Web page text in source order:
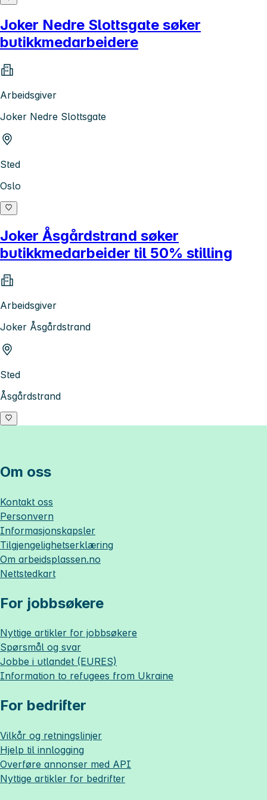
Joker Nedre Slottsgate søker
butikkmedarbeidere
Arbeidsgiver
Joker Nedre Slottsgate
Sted
Oslo
Joker Åsgårdstrand søker
butikkmedarbeider til 50% stilling
Arbeidsgiver
Joker Åsgårdstrand
Sted
Åsgårdstrand
Om oss
Kontakt oss
Personvern
Informasjonskapsler
Tilgjengelighetserklæring
Om arbeidsplassen.no
Nettstedkart
For jobbsøkere
Nyttige artikler for jobbsøkere
Spørsmål og svar
Jobbe i utlandet (EURES)
Information to refugees from Ukraine
For bedrifter
Vilkår og retningslinjer
Hjelp til innlogging
Overføre annonser med API
Nyttige artikler for bedrifter